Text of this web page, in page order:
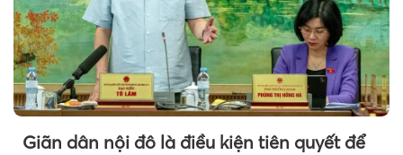
Giãn dân nội đô là điều kiện tiên quyết để